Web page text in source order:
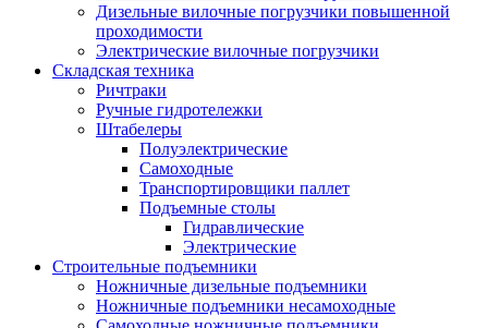
Дизельные вилочные погрузчики повышенной
проходимости
Электрические вилочные погрузчики
Складская техника
Ричтраки
Ручные гидротележки
Штабелеры
Полуэлектрические
Самоходные
Транспортировщики паллет
Подъемные столы
Гидравлические
Электрические
Строительные подъемники
Ножничные дизельные подъемники
Ножничные подъемники несамоходные